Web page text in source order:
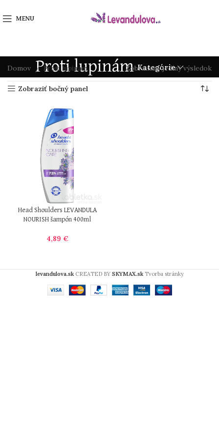
MENU
Proti lupinámKategórie
Domov Proti lupinám Zobrazený jediný výsledok
Zobraziť bočný panel
Head Shoulders LEVANDULA
NOURISH šampón 400ml
4,89 €
levandulova.sk CREATED BY SKYMAX.skTvorba stránky